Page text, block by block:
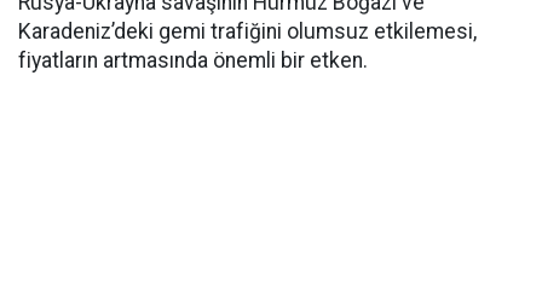
Karadeniz’deki gemi trafiğini olumsuz etkilemesi,
fiyatların artmasında önemli bir etken.